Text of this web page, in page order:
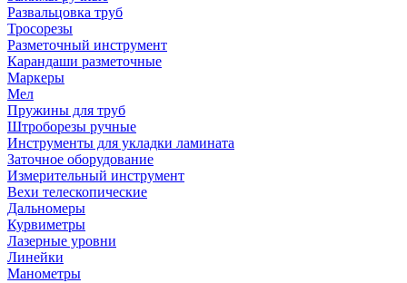
Развальцовка труб
Тросорезы
Разметочный инструмент
Карандаши разметочные
Маркеры
Мел
Пружины для труб
Штроборезы ручные
Инструменты для укладки ламината
Заточное оборудование
Измерительный инструмент
Вехи телескопические
Дальномеры
Курвиметры
Лазерные уровни
Линейки
Манометры